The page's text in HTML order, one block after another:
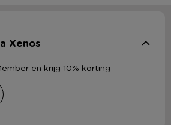
Xenos
en krijg 10% korting